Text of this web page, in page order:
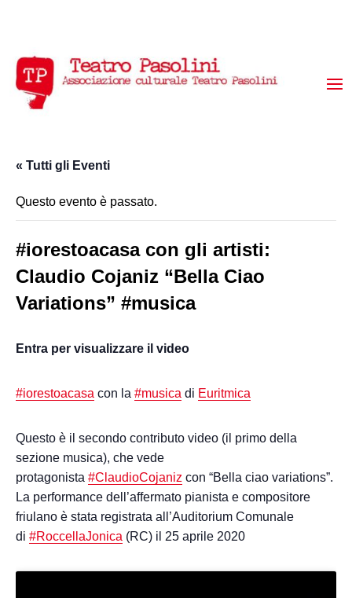
« Tutti gli Eventi
Questo evento è passato.
#iorestoacasa con gli artisti:
Claudio Cojaniz “Bella Ciao
Variations” #musica
Entra per visualizzare il video
#iorestoacasa con la #musica di Euritmica
Questo è il secondo contributo video (il primo della
sezione musica), che vede
protagonista #ClaudioCojaniz con “Bella ciao variations”.
La performance dell’affermato pianista e compositore
friulano è stata registrata all’Auditorium Comunale
di #RoccellaJonica (RC) il 25 aprile 2020